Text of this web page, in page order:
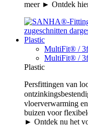
meer ► Ontdek
Plastic
MultiFit® /
MultiFit® /
Plastic
Persfittingen van
vloerverwarming
buizen voor
► Ontdek nu het